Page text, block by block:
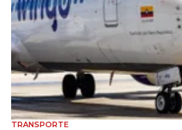
TRANSPORTE